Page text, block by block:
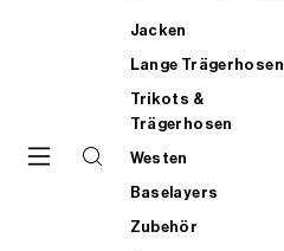
Jacken
Lange Trägerhosen
Trikots &
Trägerhosen
Westen
Baselayers
Zubehör